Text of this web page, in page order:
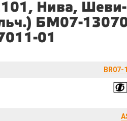
Нива,
БМ07-
01
BR07-